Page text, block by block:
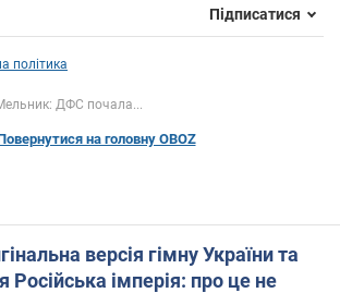
Підписатися
політика
ДФС почала...
на головну OBOZ
версія гімну України та
Російська імперія: про це не